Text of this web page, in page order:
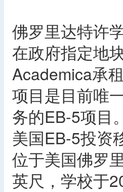
佛罗里达特许
在政府指定地
Academica承
项目是目前唯
务的EB-5项目。
美国EB-5投资
位于美国佛罗
英尺，学校于